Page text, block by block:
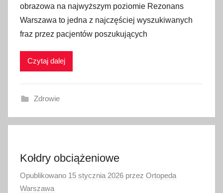
obrazowa na najwyższym poziomie Rezonans
Warszawa to jedna z najczęściej wyszukiwanych
fraz przez pacjentów poszukujących
Czytaj dalej
Zdrowie
Kołdry obciążeniowe
Opublikowano 15 stycznia 2026 przez Ortopeda
Warszawa